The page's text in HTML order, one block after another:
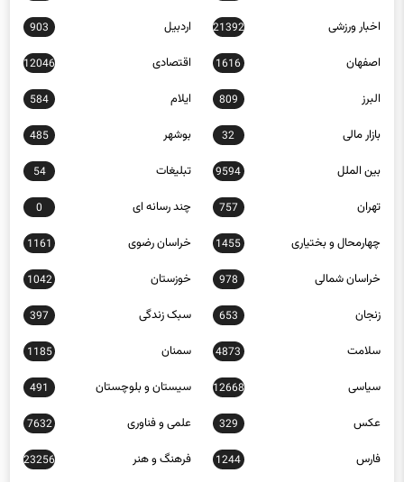
اصفهان 1616 اقتصادی 12046
البرز 809 ایلام 584
بازار مالی 32 بوشهر 485
بین الملل 9594 تبلیغات 54
تهران 757 چند رسانه ای 0
چهارمحال و بختیاری 1455 خراسان رضوی 1161
خراسان شمالی 978 خوزستان 1042
زنجان 653 سبک زندگی 397
سلامت 4873 سمنان 1185
سیاسی 12668 سیستان و بلوچستان 491
عکس 329 علمی و فناوری 7632
فارس 1244 فرهنگ و هنر 23256
قزوین 770 قم 1033